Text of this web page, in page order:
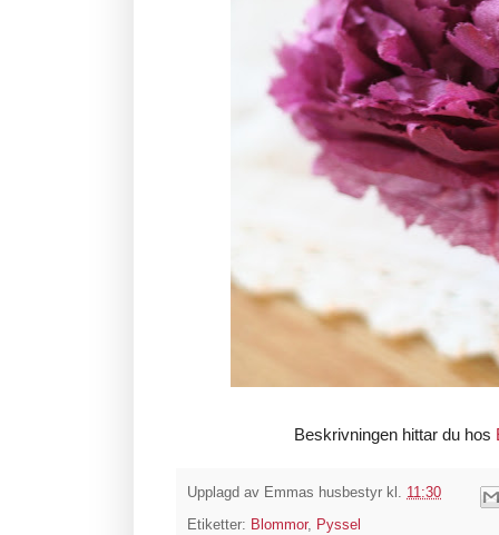
Beskrivningen hittar du hos
Upplagd av Emmas husbestyr kl. 11:30
Etiketter: Blommor, Pyssel